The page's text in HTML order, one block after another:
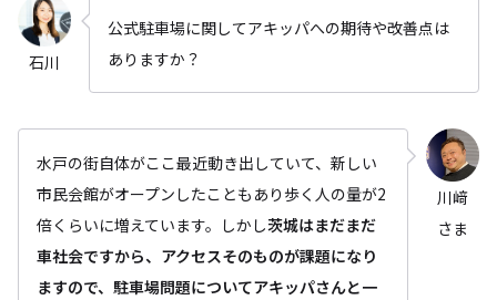
石川
公式駐車場に関してアキッパへの期待や改善点は
ありますか？
水戸の街自体がここ最近動き出していて、新しい
市民会館がオープンしたこともあり歩く人の量が2
倍くらいに増えています。しかし茨城はまだまだ
車社会ですから、アクセスそのものが課題になり
ますので、駐車場問題についてアキッパさんと一
川﨑
さま